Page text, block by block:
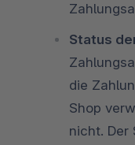
Status
die
Shop
nicht. Der